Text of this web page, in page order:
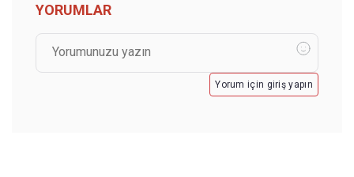
YORUMLAR
Yorum için giriş yapın